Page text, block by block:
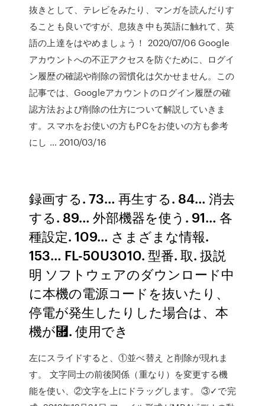
抜きとして、テレビをみたり、マンガを読んだりす
ることも良いですが、息抜き中も英語に触れて、英
語の上達をはやめましょう！ 2020/07/06 Google
アカウントへの不正アクセスを防ぐために、ログイ
ン履歴の確認や削除の習慣化は欠かせません。この
記事では、Googleアカウントのログイン履歴の確
認方法および削除の仕方について解説していきま
す。スマホをお使いの方もPCをお使いの方も参考
にし … 2010/03/16
録画する. 73… 再生する. 84… 消去
する. 89… 外部機器を使う. 91… 各
種設定. 109… さまざまな情報.
153… FL-50U3010. 型番. 取. 扱説
明 ソフトウェアのダウンロード中
に本機の電源コードを抜いたり、
停電が発生したりした場合は、本
機が⿟. 使用でき
左にスライドすると、①並べ替え と削除が現れま
す。 文字同士の前後関係（重なり）を変更する機
能を使い、②文字を上にドラッグします。 ③✓で完